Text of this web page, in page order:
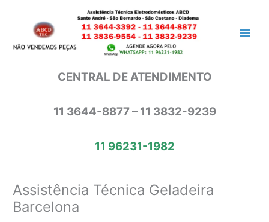
conteúdo
CENTRAL DE ATENDIMENTO
11 3644-8877 – 11 3832-9239
11 96231-1982
Assistência Técnica Geladeira
Barcelona